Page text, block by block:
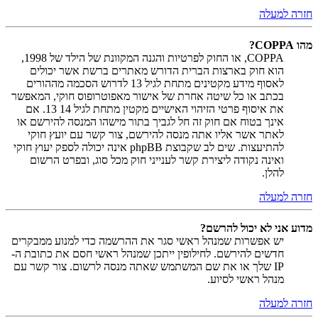
חזרה למעלה
מהו COPPA?
COPPA, או החוק לפרטיות והגנה המקוונת של הילד של 1998,
הוא חוק בארצות הברית הדורש מאתרים ברשת אשר יכולים
לאסוף מידע מקטינים מתחת לגיל 13 לדרוש הסכמה מההורים
בכתב או כל שיטה אחרת של אישור מאפוטרופוס חוקי, המאפשר
את איסוף פרטי הזיהוי האישיים מקטין מתחת לגיל 14 13. אם
אינך בטוח אם חוק זה חל לגביך בתור מישהו המנסה להירשם או
לאתר אשר אליו אתה מנסה להירשם, צור קשר עם יועץ חוקי
להתיעצות. שים לב שקבוצת phpBB אינה יכולה לספק יעוץ חוקי
ואינה נקודה ליצירת קשר לענייני חוק מכל סוג, ובפרט הרשום
להלן.
חזרה למעלה
מדוע אני לא יכול להרשם?
יש אפשרות שמנהל ראשי סגר את ההרשמה כדי למנוע ממבקרים
חדשים להירשם. לחילופין ייתכן שמנהל ראשי חסם את כתובת ה-
IP שלך או את שם המשתמש שאתה מנסה לרשום. צור קשר עם
מנהל ראשי לסיוע.
חזרה למעלה